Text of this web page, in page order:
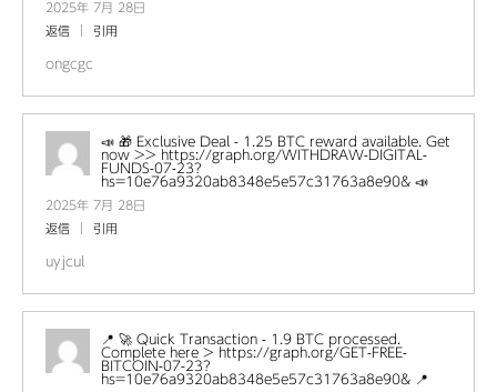
2025年 7月 28日
返信
引用
ongcgc
📣 🎁 Exclusive Deal - 1.25 BTC reward available. Get
now >> https://graph.org/WITHDRAW-DIGITAL-
FUNDS-07-23?
hs=10e76a9320ab8348e5e57c31763a8e90& 📣
2025年 7月 28日
返信
引用
uyjcul
📍 🚀 Quick Transaction - 1.9 BTC processed.
Complete here > https://graph.org/GET-FREE-
BITCOIN-07-23?
hs=10e76a9320ab8348e5e57c31763a8e90& 📍